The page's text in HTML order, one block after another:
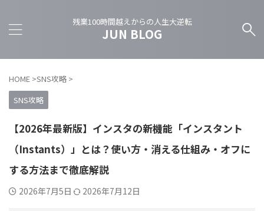
残業100時間越えからの人生大逆転
JUN BLOG
HOME >SNS攻略 >
SNS攻略
【2026年最新版】インスタの新機能「インスタント
（Instants）」とは？使い方・消える仕組み・オフに
する方法まで徹底解説
2026年7月5日 2026年7月12日